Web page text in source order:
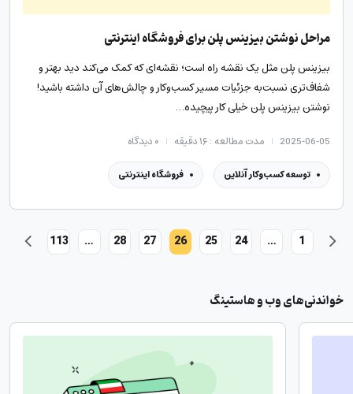
مراحل نوشتن بیزینس پلن برای فروشگاه اینترنتی
بیزینس پلن مثل یک نقشه راه است؛ نقشه‌ای که کمک می‌کند دید بهتر و
شفاف‌تری نسبت‌به جزئیات مسیر کسب‌وکار و چالش‌های آن داشته باشید!
نوشتن بیزینس پلن خیلی کار پیچیده…
2025-06-05 مدت مطالعه : ۱۶ دقیقه ۰دیدگاه
توسعه کسب‌وکار آنلاین فروشگاه اینترنتی
1
…
24
25
26
27
28
…
113
خواندنی‌های وب و هاستینگ